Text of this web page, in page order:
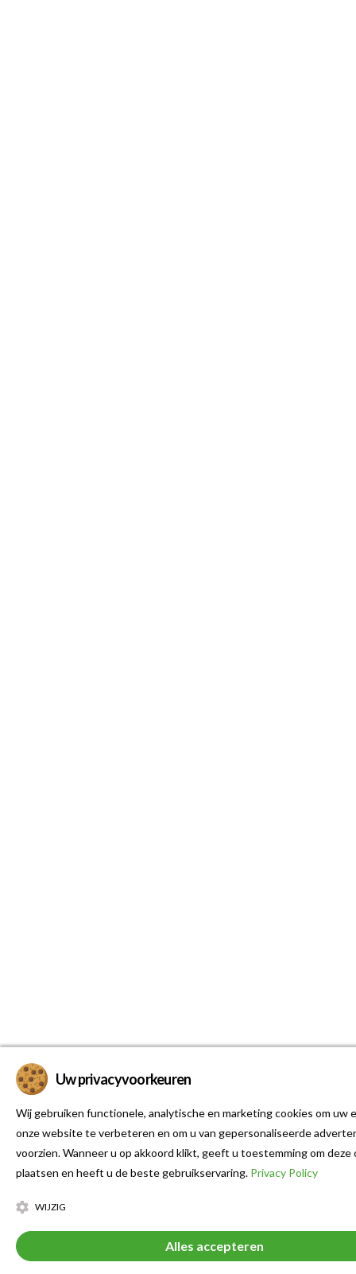
Uw privacyvoorkeuren
Wij gebruiken functionele, analytische en marketing cookies om uw
onze website te verbeteren en om u van gepersonaliseerde
voorzien. Wanneer u op akkoord klikt, geeft u toestemming om deze
plaatsen en heeft u de beste gebruikservaring. Privacy Policy
WIJZIG
Alles accepteren